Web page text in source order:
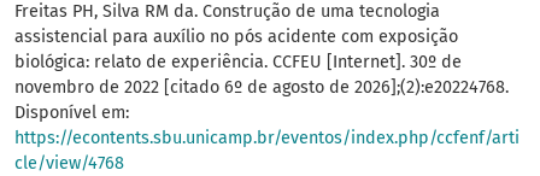
Freitas PH, Silva RM da. Construção de uma tecnologia
assistencial para auxílio no pós acidente com exposição
biológica: relato de experiência. CCFEU [Internet]. 30º de
novembro de 2022 [citado 6º de agosto de 2026];(2):e20224768.
Disponível em:
https://econtents.sbu.unicamp.br/eventos/index.php/ccfenf/arti
cle/view/4768